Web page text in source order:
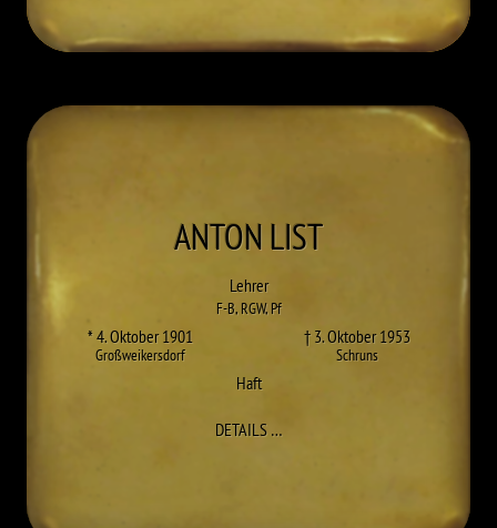
ANTONLIST
Lehrer
F-B,RGW,Pf
* 4. Oktober 1901
Großweikersdorf
† 3. Oktober 1953
Schruns
Haft
DETAILS…ZU ANTON LIST